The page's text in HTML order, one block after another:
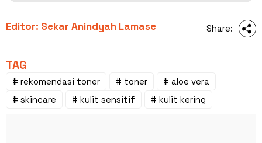
Editor: Sekar Anindyah Lamase Share:
TAG
# rekomendasi toner # toner
# aloe vera
# skincare
# kulit sensitif # kulit kering